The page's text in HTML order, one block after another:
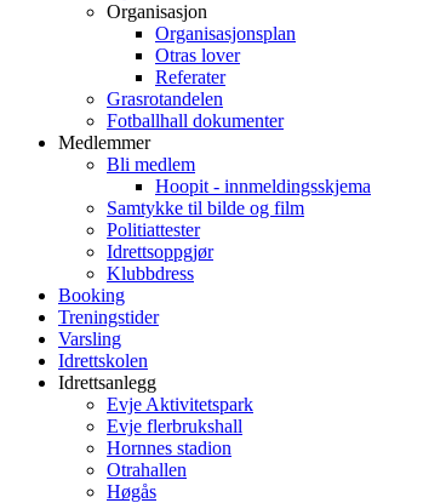
Organisasjon
Organisasjonsplan
Otras lover
Referater
Grasrotandelen
Fotballhall dokumenter
Medlemmer
Bli medlem
Hoopit - innmeldingsskjema
Samtykke til bilde og film
Politiattester
Idrettsoppgjør
Klubbdress
Booking
Treningstider
Varsling
Idrettskolen
Idrettsanlegg
Evje Aktivitetspark
Evje flerbrukshall
Hornnes stadion
Otrahallen
Høgås